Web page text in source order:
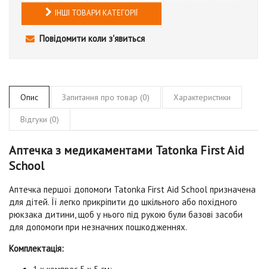
ІНШІ ТОВАРИ КАТЕГОРІЇ
Повідомити коли з'явиться
Опис Запитання про товар (0) Характеристики
Відгуки (0)
Аптечка з медикаментами Tatonka First Aid
School
Аптечка першої допомоги Tatonka First Aid School призначена
для дітей. Її легко прикріпити до шкільного або похідного
рюкзака дитини, щоб у нього під рукою були базові засоби
для допомоги при незначних пошкодженнях.
Комплектація: